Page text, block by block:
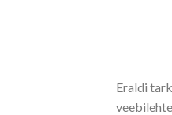
Eraldi